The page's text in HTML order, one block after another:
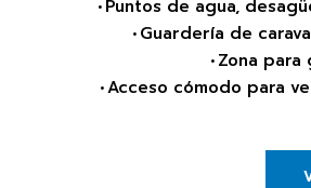
• Puntos de agua,
• Guardería de
• Zona
• Acceso cómodo para